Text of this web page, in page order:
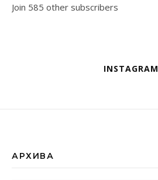
Join 585 other subscribers
INSTAGRAM
АРХИВА